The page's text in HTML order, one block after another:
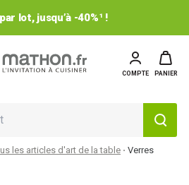
lot, jusqu’à -40%¹ !
COMPTE PANIER
les articles d'art de la table Verres